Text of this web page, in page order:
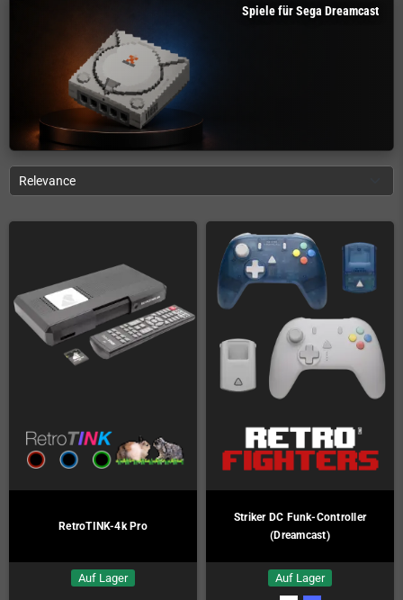
Spiele für Sega Dreamcast
Relevance
RetroTINK-4k Pro
Auf Lager
Striker DC Funk-Controller
(Dreamcast)
Auf Lager